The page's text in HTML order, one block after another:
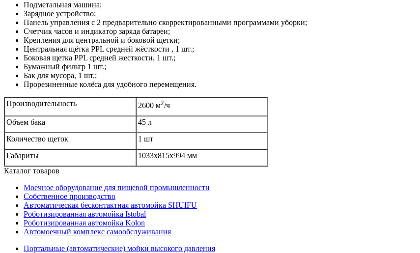
Подметальная машина;
Зарядное устройство;
Панель управления с 2 предварительно скорректированными программами уборки;
Счетчик часов и индикатор заряда батареи;
Крепления для центральной и боковой щетки;
Центральная щётка PPL средней жёсткости , 1 шт.;
Боковая щетка PPL средней жесткости, 1 шт.;
Бумажный фильтр 1 шт.;
Бак для мусора, 1 шт.;
Прорезиненные колёса для удобного перемещения.
Производительность 2600 м2/ч
Объем бака
45 л
Количество щеток
1 шт
Габариты
1033x815x994 мм
Каталог товаров
Моечное оборудование для пищевой промышленности
Собственное производство
Автоматическая бесконтактная автомойка SHUIFU
Роботизированная автомойка Istobal
Роботизированная автомойка Kolon
Автомоечный комплекс самообслуживания
Портальные (автоматические) мойки высокого давления